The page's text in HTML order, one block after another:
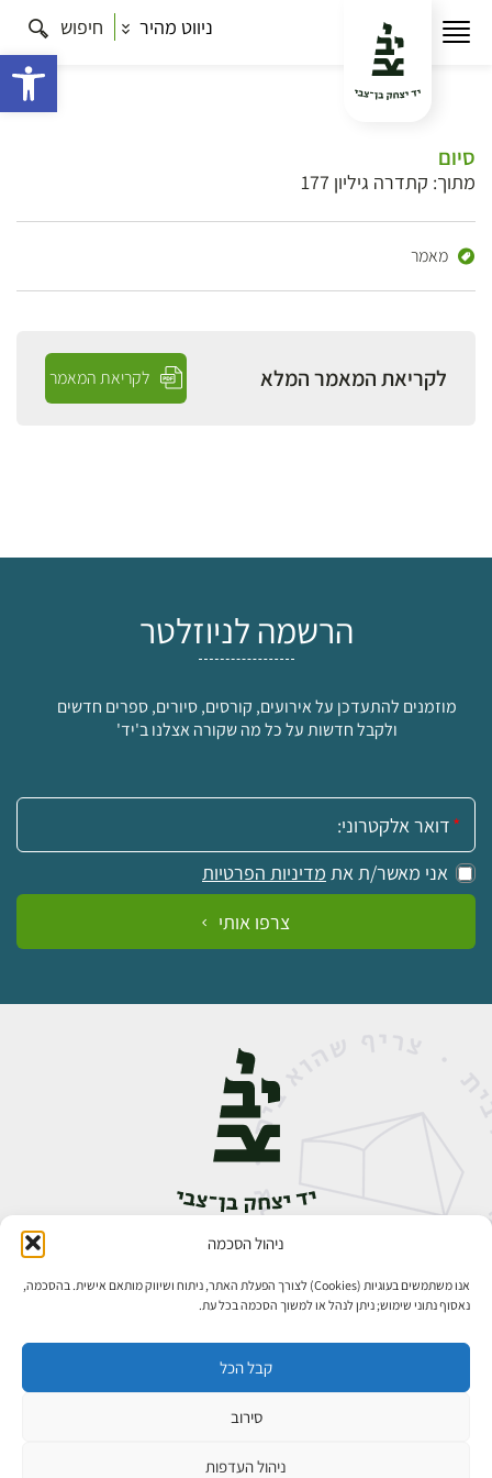
ניהול הסכמה
אנו משתמשים בעוגיות (Cookies) לצורך הפעלת האתר, ניתוח ושיווק מותאם אישית. בהסכמה,
נאסוף נתוני שימוש; ניתן לנהל או למשוך הסכמה בכל עת.
קבל הכל
סירוב
ניהול העדפות
ניווט מהיר חיפוש
סיום
מתוך: קתדרה גיליון 177
מאמר
לקריאת המאמר המלא לקריאת המאמר
הרשמה לניוזלטר
מוזמנים להתעדכן על אירועים, קורסים, סיורים, ספרים חדשים
ולקבל חדשות על כל מה שקורה אצלנו ב'יד'
אימייל:
אני מאשר/ת את מדיניות הפרטיות
צרפו אותי
אבן גבירול 14, רחביה, ירושלים
פיתוח אתרים